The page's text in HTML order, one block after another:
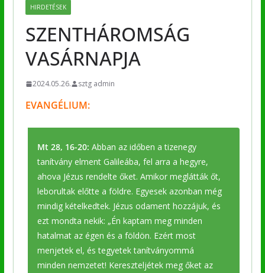
HIRDETÉSEK
SZENTHÁROMSÁG
VASÁRNAPJA
2024.05.26. sztg admin
EVANGÉLIUM:
Mt 28, 16-20: Abban az időben a tizenegy
tanítvány elment Galileába, fel arra a hegyre,
ahova Jézus rendelte őket. Amikor meglátták őt,
leborultak előtte a földre. Egyesek azonban még
mindig kételkedtek. Jézus odament hozzájuk, és
ezt mondta nekik: „Én kaptam meg minden
hatalmat az égen és a földön. Ezért most
menjetek el, és tegyetek tanítványommá
minden nemzetet! Kereszteljétek meg őket az